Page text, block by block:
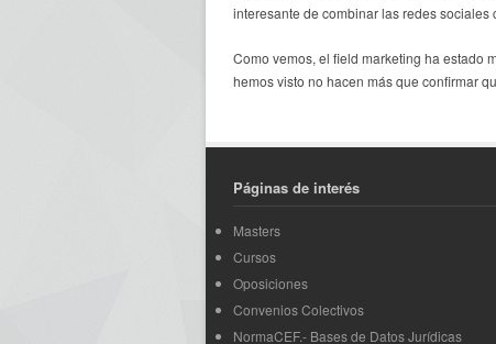
interesante de combinar las redes sociales
Como vemos, el field marketing ha estado
hemos visto no hacen más que confirmar
Páginas de interés
Masters
Cursos
Oposiciones
Convenios Colectivos
NormaCEF.- Bases de Datos Jurídicas